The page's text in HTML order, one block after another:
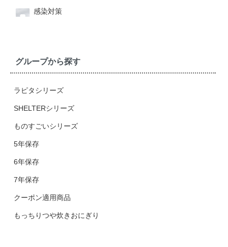
感染対策
グループから探す
ラピタシリーズ
SHELTERシリーズ
ものすごいシリーズ
5年保存
6年保存
7年保存
クーポン適用商品
もっちりつや炊きおにぎり